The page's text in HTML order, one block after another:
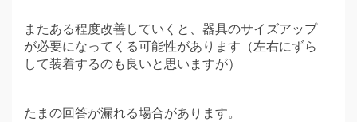
またある程度改善していくと、器具のサイズアップ
が必要になってくる可能性があります（左右にずら
して装着するのも良いと思いますが）
たまの回答が漏れる場合があります。